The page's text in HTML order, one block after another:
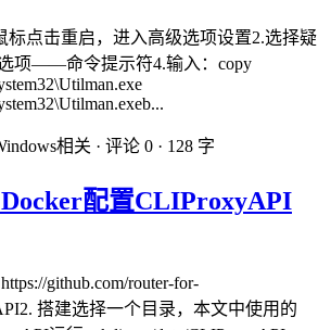
标点击重启，进入高级选项设置2.选择疑
项——命令提示符4.输入：copy
相关 · 评论 0 · 128 字
Docker配置CLIProxyAPI
github.com/router-for-
搭建选择一个目录，本文中使用的